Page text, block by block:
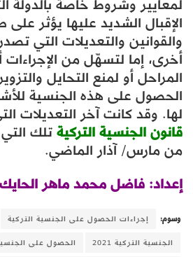
الإقبال الشديد عليها يؤثر على
والقوانين والتعديلات التي
أخرى، إما لتسهّل من
المراحل أو لمنع التحايل
الحصول على هذه الجنسية
لها. وقد كانت آخر
قانون الجنسية التركيةتلك
من مارس/ آذار الماضي.
إعداد: فاضل محمد ماهر الحايك
وسوم: إجراءات الحصول على الجنسية التركية
الجنسية التركية 2021
الحصول على